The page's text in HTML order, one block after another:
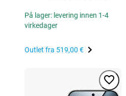
På lager: levering innen 1-4
virkedager
Outlet fra 519,00 €